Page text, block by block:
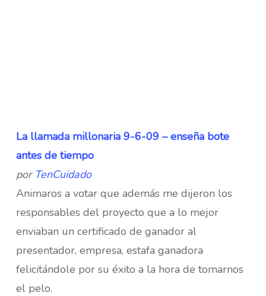
La llamada millonaria 9-6-09 – enseña bote
antes de tiempo
por TenCuidado
Animaros a votar que además me dijeron los
responsables del proyecto que a lo mejor
enviaban un certificado de ganador al
presentador, empresa, estafa ganadora
felicitándole por su éxito a la hora de tomarnos
el pelo.